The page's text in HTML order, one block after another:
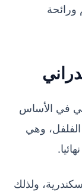
ورائحة
في الأساس
الفلفل، وهي
ولذلك